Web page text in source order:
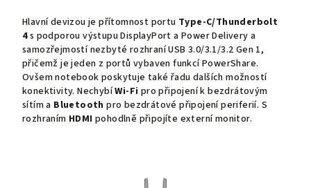
Hlavní devizou je přítomnost portu Type-C/Thunderbolt
4s podporou výstupu DisplayPort a Power Delivery a
samozřejmostí nezbyté rozhraní USB 3.0/3.1/3.2 Gen 1,
přičemž je jeden z portů vybaven funkcí PowerShare.
Ovšem notebook poskytuje také řadu dalších možností
konektivity. NechybíWi-Fi pro připojení k bezdrátovým
sítím a Bluetooth pro bezdrátové připojení periferií. S
rozhraním HDMI pohodlně připojíte externí monitor.